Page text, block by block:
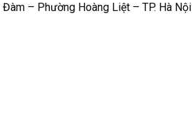
– Phường Hoàng Liệt – TP. Hà Nội